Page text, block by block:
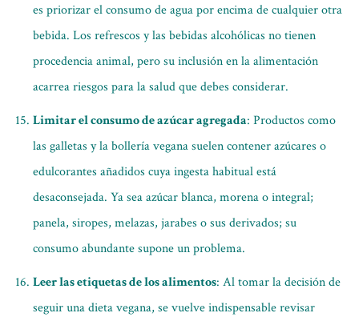
es priorizar el consumo de agua por encima de cualquier otra
bebida. Los refrescos y las bebidas alcohólicas no tienen
procedencia animal, pero su inclusión en la alimentación
acarrea riesgos para la salud que debes considerar.
Limitar el consumo de azúcar agregada: Productos como
las galletas y la bollería vegana suelen contener azúcares o
edulcorantes añadidos cuya ingesta habitual está
desaconsejada. Ya sea azúcar blanca, morena o integral;
panela, siropes, melazas, jarabes o sus derivados; su
consumo abundante supone un problema.
Leer las etiquetas de los alimentos: Al tomar la decisión de
seguir una dieta vegana, se vuelve indispensable revisar